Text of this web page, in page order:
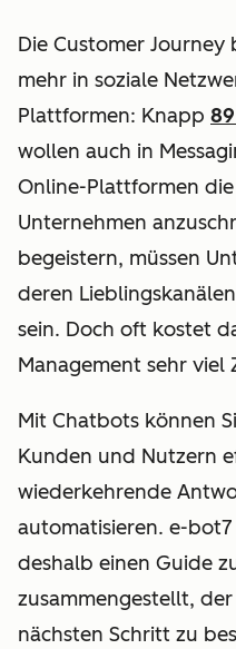
Die Customer
mehr in soziale
Plattformen: Knapp
wollen auch in
Online-Plattformen
Unternehmen
begeistern, müssen
deren
sein. Doch oft kostet
Management sehr
Mit Chatbots können
Kunden und Nutzern
wiederkehrende
automatisieren. e-
deshalb einen Guide
zusammengestellt,
nächsten Schritt zu